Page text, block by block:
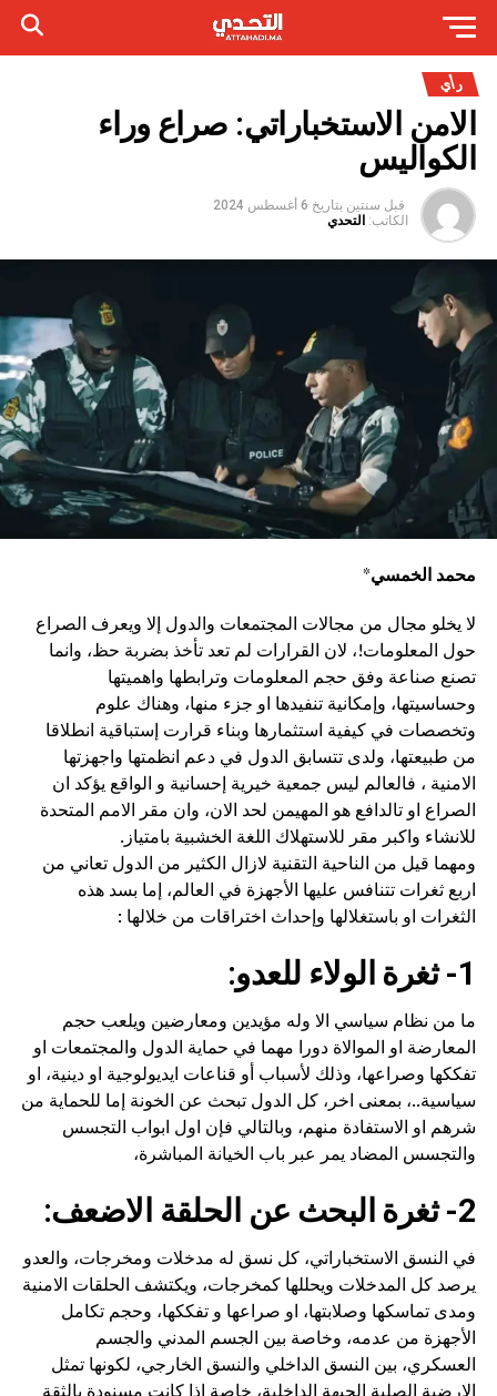
رأي
الامن الاستخباراتي: صراع وراء
الكواليس
قبل سنتين بتاريخ 6 أغسطس 2024
الكاتب: التحدي
محمد الخمسي*
لا يخلو مجال من مجالات المجتمعات والدول إلا ويعرف الصراع
حول المعلومات!، لان القرارات لم تعد تأخذ بضربة حظ، وانما
تصنع صناعة وفق حجم المعلومات وترابطها واهميتها
وحساسيتها، وإمكانية تنفيدها او جزء منها، وهناك علوم
وتخصصات في كيفية استثمارها وبناء قرارت إستباقية انطلاقا
من طبيعتها، ولدى تتسابق الدول في دعم انظمتها واجهزتها
الامنية ، فالعالم ليس جمعية خيرية إحسانية و الواقع يؤكد ان
الصراع او تالدافع هو المهيمن لحد الان، وان مقر الامم المتحدة
للانشاء واكبر مقر للاستهلاك اللغة الخشبية بامتياز.
ومهما قيل من الناحية التقنية لازال الكثير من الدول تعاني من
اربع ثغرات تتنافس عليها الأجهزة في العالم، إما بسد هذه
الثغرات او باستغلالها وإحداث اختراقات من خلالها :
1- ثغرة الولاء للعدو :
ما من نظام سياسي الا وله مؤيدين ومعارضين ويلعب حجم
المعارضة او الموالاة دورا مهما في حماية الدول والمجتمعات او
تفككها وصراعها، وذلك لأسباب أو قناعات ايديولوجية او دينية، او
سياسية..، بمعنى اخر، كل الدول تبحث عن الخونة إما للحماية من
شرهم او الاستفادة منهم، وبالتالي فإن اول ابواب التجسس
والتجسس المضاد يمر عبر باب الخيانة المباشرة،
2- ثغرة البحث عن الحلقة الاضعف:
في النسق الاستخباراتي، كل نسق له مدخلات ومخرجات، والعدو
يرصد كل المدخلات ويحللها كمخرجات، ويكتشف الحلقات الامنية
ومدى تماسكها وصلابتها، او صراعها و تفككها، وحجم تكامل
الأجهزة من عدمه، وخاصة بين الجسم المدني والجسم
العسكري، بين النسق الداخلي والنسق الخارجي، لكونها تمثل
الارضية الصلبة الجبهة الداخلية، خاصة إذا كانت مسنودة بالثقة